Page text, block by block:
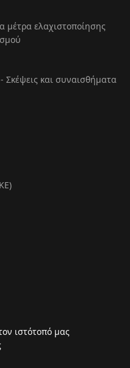
μέτρα ελαχιστοποίησης
Σκέψεις και συναισθήματα
ιστότοπό μας